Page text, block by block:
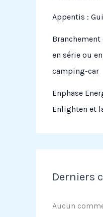
Appentis :
en série ou
camping-car
Enphase
Enlighten et
Derniers
Aucun